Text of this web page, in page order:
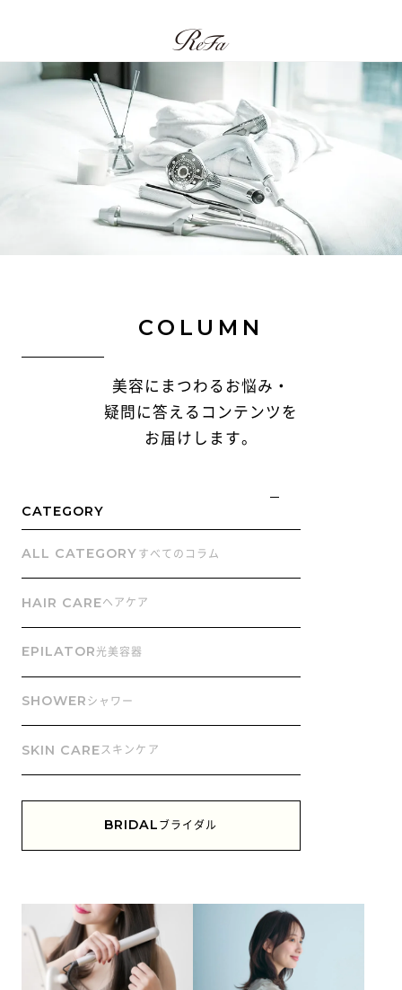
COLUMN
美容にまつわるお悩み・
疑問に答えるコンテンツを
お届けします。
CATEGORY
ALL CATEGORY すべてのコラム
HAIR CAREヘアケア
EPILATOR 光美容器
SHOWER シャワー
SKIN CAREスキンケア
BRIDAL ブライダル